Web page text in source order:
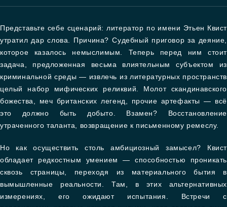
Представьте себе сценарий: литератор по имени Этьен Квист
утратил дар слова. Причина? Судебный приговор за деяние,
которое казалось немыслимым. Теперь перед ним стоит
задача, предложенная весьма влиятельным субъектом из
криминальной среды — извлечь из литературных пространств
целый набор мифических реликвий. Молот скандинавского
божества, меч британских легенд, прочие артефакты — всё
это должно быть добыто. Взамен? Восстановление
утраченного таланта, возвращение к письменному ремеслу.
Но как осуществить столь амбициозный замысел? Квист
обладает редкостным умением — способностью проникать
сквозь страницы, переходя из материального бытия в
вымышленные реальности. Там, в этих альтернативных
измерениях, его ожидают испытания. Встречи с